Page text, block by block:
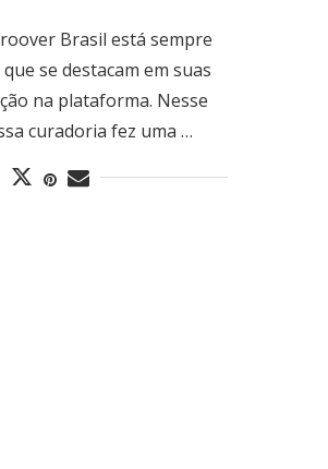
Brasil está sempre
se destacam em suas
na plataforma. Nesse
curadoria fez uma …